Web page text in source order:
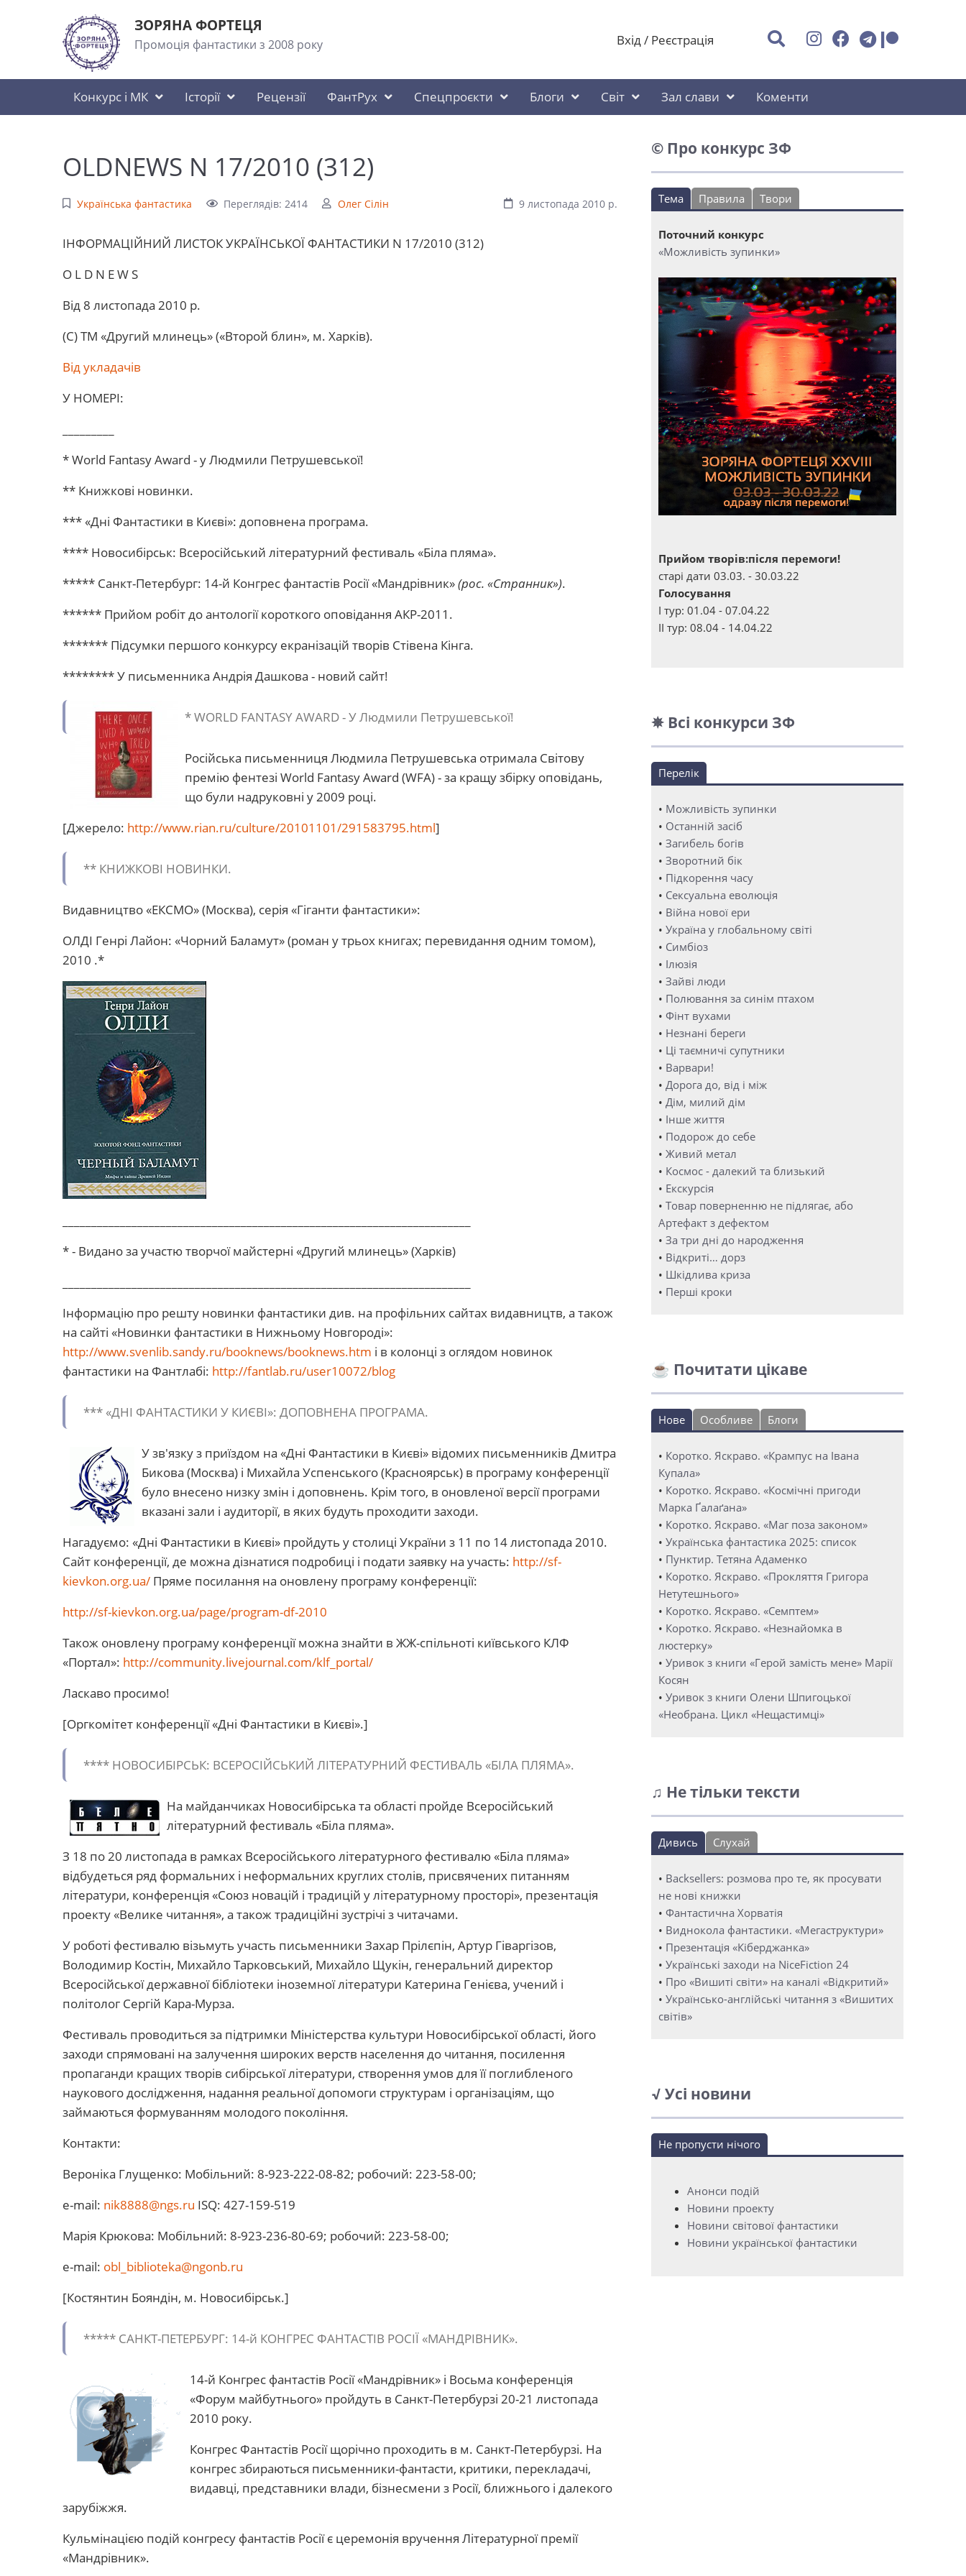
ЗОРЯНА ФОРТЕЦЯ
Промоція фантастики з 2008 року Вхід / Реєстрація
Конкурс і МК Історії Рецензії ФантРух Спецпроєкти Блоги Світ Зал слави Коменти
OLDNEWS N 17/2010 (312)
Українська фантастика Переглядів: 2414 Олег Сілін 9 листопада 2010 р.
ІHФОРМАЦІЙНИЙ ЛИСТОК УКРАЇHСЬКОЇ ФАHТАСТИКИ N 17/2010 (312)
O L D N E W S
Від 8 листопада 2010 р.
(С) ТМ «Другий млинець» («Второй блин», м. Харків).
Від укладачів
У НОМЕРІ:
* World Fantasy Award - у Людмили Петрушевської!
** Книжкові новинки.
*** «Дні Фантастики в Києві»: доповнена програма.
**** Новосибірськ: Всеросійський літературний фестиваль «Біла пляма».
***** Санкт-Петербург: 14-й Конгрес фантастів Росії «Мандрівник»(рос. «Странник»).
****** Прийом робіт до антології короткого оповідання АКР-2011.
******* Підсумки першого конкурсу екранізацій творів Стівена Кінга.
******** У письменника Андрія Дашкова - новий сайт!
* WORLD FANTASY AWARD - У Людмили Петрушевської!
Російська письменниця Людмила Петрушевська отримала Світову
премію фентезі World Fantasy Award (WFA) - за кращу збірку оповідань,
що були надруковні у 2009 році.
[Джерело: http://www.rian.ru/culture/20101101/291583795.html]
** КНИЖКОВІ НОВИНКИ.
Видавництво «ЕКСМО» (Москва), серія «Гіганти фантастики»:
ОЛДІ Генрі Лайон: «Чорний Баламут» (роман у трьох книгах; перевидання одним томом),
2010 .*
* - Видано за участю творчої майстерні «Другий млинець» (Харків)
Інформацію про решту новинки фантастики див. на профільних сайтах видавництв, а також
на сайті «Новинки фантастики в Нижньому Новгороді»:
http://www.svenlib.sandy.ru/booknews/booknews.htm і в колонці з оглядом новинок
фантастики на Фантлабі: http://fantlab.ru/user10072/blog
*** «ДНІ ФАНТАСТИКИ У КИЄВІ»: ДОПОВНЕНА ПРОГРАМА.
У зв'язку з приїздом на «Дні Фантастики в Києві» відомих письменників Дмитра
Бикова (Москва) і Михайла Успенського (Красноярськ) в програму конференції
було внесено низку змін і доповнень. Крім того, в оновленої версії програми
вказані зали і аудиторії, в яких будуть проходити заходи.
Нагадуємо: «Дні Фантастики в Києві» пройдуть у столиці України з 11 по 14 листопада 2010.
Сайт конференції, де можна дізнатися подробиці і подати заявку на участь: http://sf-
kievkon.org.ua/ Пряме посилання на оновлену програму конференції:
http://sf-kievkon.org.ua/page/program-df-2010
Також оновлену програму конференції можна знайти в ЖЖ-спільноті київського КЛФ
«Портал»: http://community.livejournal.com/klf_portal/
Ласкаво просимо!
[Оргкомітет конференції «Дні Фантастики в Києві».]
**** НОВОСИБІРСЬК: ВСЕРОСІЙСЬКИЙ ЛІТЕРАТУРНИЙ ФЕСТИВАЛЬ «БІЛА ПЛЯМА».
На майданчиках Новосибірська та області пройде Всеросійський
літературний фестиваль «Біла пляма».
З 18 по 20 листопада в рамках Всеросійського літературного фестивалю «Біла пляма»
відбудеться ряд формальних і неформальних круглих столів, присвячених питанням
літератури, конференція «Союз новацій і традицій у літературному просторі», презентація
проекту «Велике читання», а також традиційні зустрічі з читачами.
У роботі фестивалю візьмуть участь письменники Захар Прілєпін, Артур Гіваргізов,
Володимир Костін, Михайло Тарковський, Михайло Щукін, генеральний директор
Всеросійської державної бібліотеки іноземної літератури Катерина Генієва, учений і
політолог Сергій Кара-Мурза.
Фестиваль проводиться за підтримки Міністерства культури Новосибірської області, його
заходи спрямовані на залучення широких верств населення до читання, посилення
пропаганди кращих творів сибірської літератури, створення умов для її поглибленого
наукового дослідження, надання реальної допомоги структурам і організаціям, що
займаються формуванням молодого покоління.
Контакти:
Вероніка Глущенко: Мобільний: 8-923-222-08-82; робочий: 223-58-00;
e-mail: nik8888@ngs.ru ISQ: 427-159-519
Марія Крюкова: Мобільний: 8-923-236-80-69; робочий: 223-58-00;
e-mail: obl_biblioteka@ngonb.ru
[Костянтин Бояндін, м. Новосибірськ.]
***** САНКТ-ПЕТЕРБУРГ: 14-й КОНГРЕС ФАНТАСТІВ РОСІЇ «МАНДРІВНИК».
14-й Конгрес фантастів Росії «Мандрівник» і Восьма конференція
«Форум майбутнього» пройдуть в Санкт-Петербурзі 20-21 листопада
2010 року.
Конгрес Фантастів Росії щорічно проходить в м. Санкт-Петербурзі. На
конгрес збираються письменники-фантасти, критики, перекладачі,
видавці, представники влади, бізнесмени з Росії, ближнього і далекого
зарубіжжя.
Кульмінацією подій конгресу фантастів Росії є церемонія вручення Літературної премії
«Мандрівник».
© Про конкурс ЗФ
Тема Правила Твори
Поточний конкурс
«Можливість зупинки»
Прийом творів:після перемоги!
старі дати 03.03. - 30.03.22
Голосування
І тур: 01.04 - 07.04.22
ІІ тур: 08.04 - 14.04.22
✵ Всі конкурси ЗФ
Перелік
• Можливість зупинки
• Останній засіб
• Загибель богів
• Зворотний бік
• Підкорення часу
• Сексуальна еволюція
• Війна нової ери
• Україна у глобальному світі
• Симбіоз
• Ілюзія
• Зайві люди
• Полювання за синім птахом
• Фінт вухами
• Незнані береги
• Ці таємничі супутники
• Варвари!
• Дорога до, від і між
• Дім, милий дім
• Інше життя
• Подорож до себе
• Живий метал
• Космос - далекий та близький
• Екскурсія
• Товар поверненню не підлягає, або
Артефакт з дефектом
• За три дні до народження
• Відкриті… дорз
• Шкідлива криза
• Перші кроки
☕ Почитати цікаве
Нове Особливе Блоги
• Коротко. Яскраво. «Крампус на Івана
Купала»
• Коротко. Яскраво. «Космічні пригоди
Марка Ґалаґана»
• Коротко. Яскраво. «Маг поза законом»
• Українська фантастика 2025: список
• Пунктир. Тетяна Адаменко
• Коротко. Яскраво. «Прокляття Григора
Нетутешнього»
• Коротко. Яскраво. «Семптем»
• Коротко. Яскраво. «Незнайомка в
люстерку»
• Уривок з книги «Герой замість мене» Марії
Косян
• Уривок з книги Олени Шпигоцької
«Необрана. Цикл «Нещастимці»
♫ Не тільки тексти
Дивись Слухай
• Backsellers: розмова про те, як просувати
не нові книжки
• Фантастична Хорватія
• Виднокола фантастики. «Мегаструктури»
• Презентація «Кіберджанка»
• Українські заходи на NiceFiction 24
• Про «Вишиті світи» на каналі «Відкритий»
• Українсько-англійські читання з «Вишитих
світів»
√ Усі новини
Не пропусти нічого
Анонси подій
Новини проекту
Новини світової фантастики
Новини української фантастики